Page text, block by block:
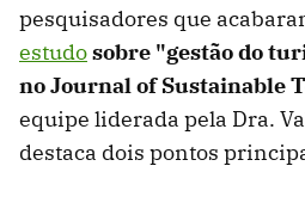
pesquisadores que
estudosobre "gestão do
no Journal of Sustainable
equipe liderada pela Dra.
destaca dois pontos